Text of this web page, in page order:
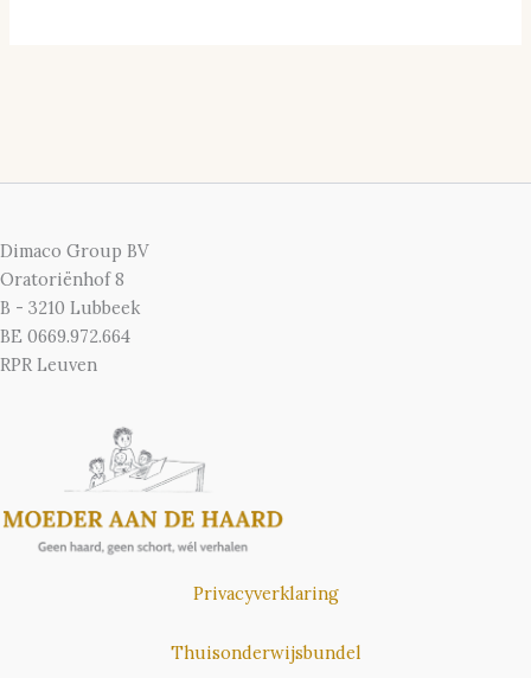
Dimaco Group BV
Oratoriënhof 8
B - 3210 Lubbeek
BE 0669.972.664
RPR Leuven
Privacyverklaring
Thuisonderwijsbundel